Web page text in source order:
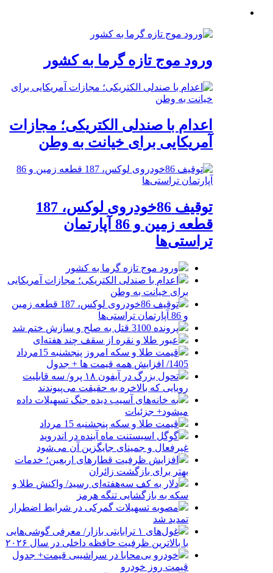
ورود موج تازه گرما به کشور
اعدام با صندلی الکتریکی؛ مجازات
آمریکایی برای خیانت به وطن
توقیف 86خودروی لوکس، 187
قطعه زمین و 86 آپارتمان
تراستی‌ها
ورود موج تازه گرما به کشور
اعدام با صندلی الکتریکی؛ مجازات آمریکایی
برای خیانت به وطن
توقیف 86خودروی لوکس، 187 قطعه زمین
و 86 آپارتمان تراستی‌ها
پرونده 3100 قتل به صلح و سازش ختم شد
عبور طلا و نقره از سقف چند هفته‌ای
قیمت طلا و سکه امروز پنجشنبه 15مرداد
1405/ افزایش همه قیمت ها + جدول
تحول بزرگ در آیفون ۱۸ پرو/ سه قابلیت
رویایی که بالاخره به حقیقت می‌پیوندند
به خانه‌های آسیب دیده جنگ تسهیلات داده
میشود+ جزئیات
قیمت طلا و سکه پنجشنبه 15 مرداد
گوگل اسیستنت ماه آینده در اندروید
غیرفعال و جمینای جایگزین آن می‌شود
افزایش ظرفیت قطارهای اربعین؛ خدمات
بهتر برای بازگشت زائران
دلار به کف سه‌هفته‌ای رسید/ واکنش طلا و
سکه به بازگشایی تنگه هرمز
مصوبه تسهیلات گمرکی در شرایط اضطرار
تمدید شد
غول‌های ۱ ترابایتی بازار/ معرفی گوشی‌هایی
با بالاترین ظرفیت حافظه داخلی در سال ۲۰۲۶
خودرو بی‌محابا در سراشیبی قیمت+ جدول
قیمت روز خودرو